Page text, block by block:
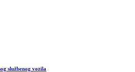
službenog vozila